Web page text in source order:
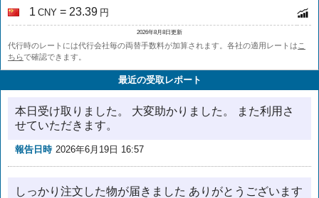
1 CNY = 23.39 円
2026年8月8日更新
代行時のレートには代行会社毎の両替手数料が加算されます。各社の適用レートは こ
ちらで確認できます。
最近の受取レポート
本日受け取りました。 大変助かりました。 また利用さ
せていただきます。
報告日時 2026年6月19日 16:57
しっかり注文した物が届きました ありがとうございます